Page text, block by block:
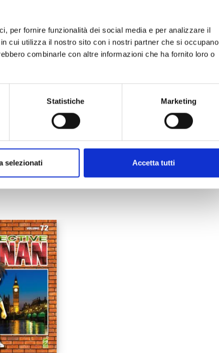
per fornire funzionalità dei social media e per analizzare il
cui utilizza il nostro sito con i nostri partner che si occupano
combinarle con altre informazioni che ha fornito loro o
Statistiche Marketing
selezionati Accetta tutti
2026